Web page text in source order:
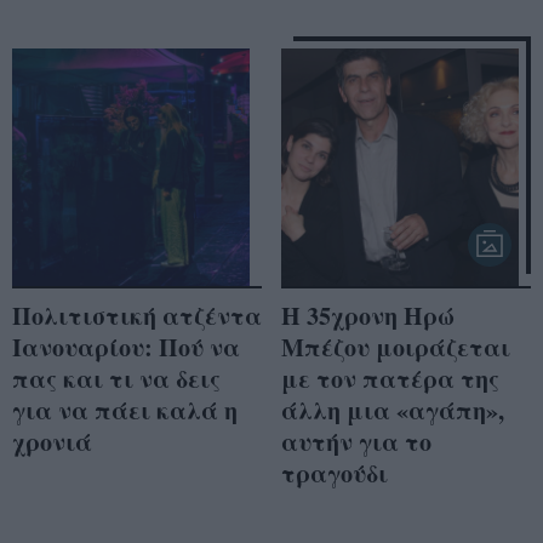
Πολιτιστική ατζέντα
Ιανουαρίου: Πού να
πας και τι να δεις
για να πάει καλά η
χρονιά
Η 35χρονη Ηρώ
Μπέζου μοιράζεται
με τον πατέρα της
άλλη μια «αγάπη»,
αυτήν για το
τραγούδι